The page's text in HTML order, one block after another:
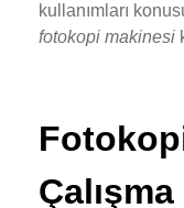
kullanımları
fotokopi makinesi
Çalışma